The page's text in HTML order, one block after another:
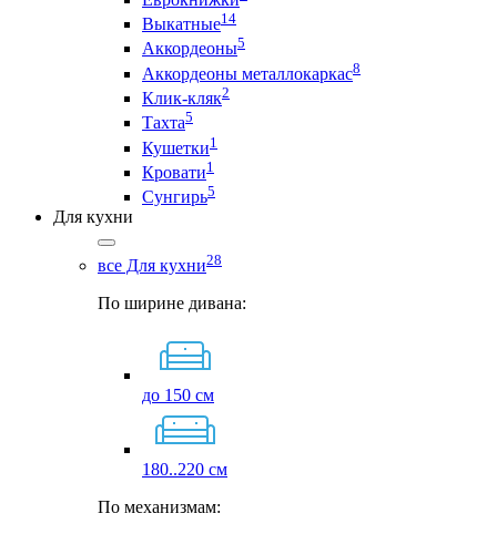
Выкатные14
Аккордеоны5
Аккордеоны металлокаркас8
Клик-кляк2
Тахта5
Кушетки1
Кровати1
Сунгирь5
Для кухни
все Для кухни28
По ширине дивана:
до 150 см
180..220 см
По механизмам: